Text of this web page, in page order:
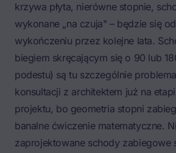
krzywa płyta, nierówne stopnie,
wykonane „na czuja" – będzie się
wykończeniu przez kolejne lata.
biegiem skręcającym się o 90 lub
podestu) są tu szczególnie
konsultacji z architektem już na
projektu, bo geometria stopni
banalne ćwiczenie matematyczne.
zaprojektowane schody zabiegowe